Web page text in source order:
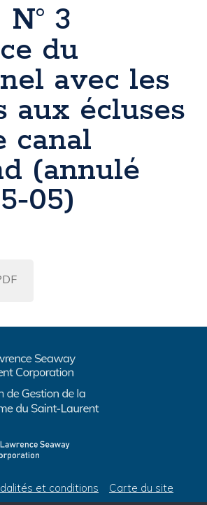
3
du
avec les
aux écluses
canal
(annulé
et conditions Carte du site